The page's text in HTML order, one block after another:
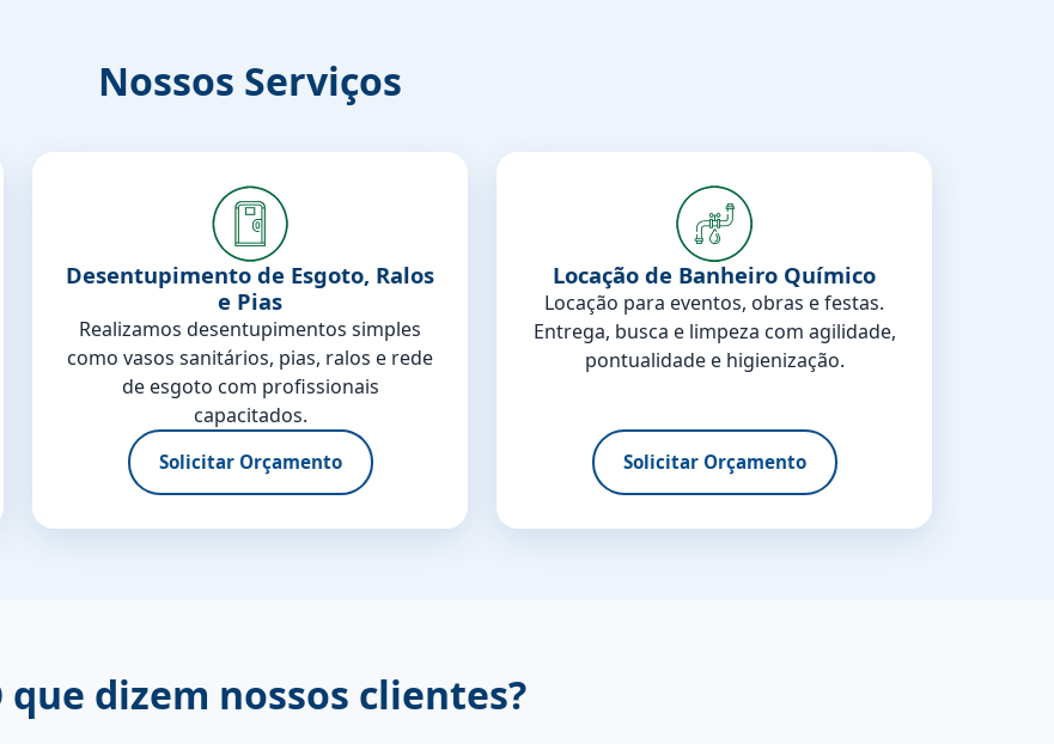
Nossos Serviços
Desentupimento de Esgoto, Ralos
e Pias
Realizamos desentupimentos simples
como vasos sanitários, pias, ralos e rede
de esgoto com profissionais
capacitados.
Solicitar Orçamento
Locação de Banheiro Químico
Locação para eventos, obras e festas.
Entrega, busca e limpeza com agilidade,
pontualidade e higienização.
Solicitar Orçamento
que dizem nossos clientes?